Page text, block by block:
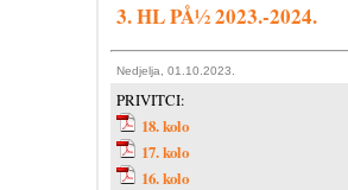
3. HL PÅ½ 2023.-2024.
Nedjelja, 01.10.2023.
PRIVITCI:
18. kolo
17. kolo
16. kolo